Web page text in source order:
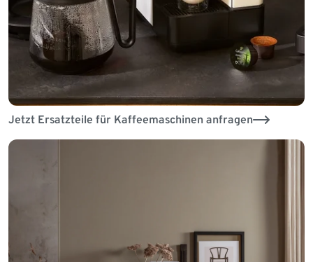
Jetzt Ersatzteile für Kaffeemaschinen anfragen